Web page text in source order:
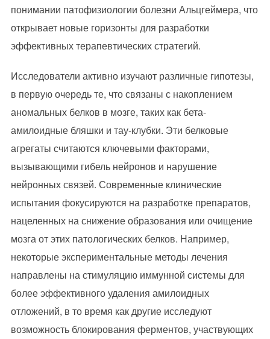
понимании патофизиологии болезни Альцгеймера, что
открывает новые горизонты для разработки
эффективных терапевтических стратегий.
Исследователи активно изучают различные гипотезы,
в первую очередь те, что связаны с накоплением
аномальных белков в мозге, таких как бета-
амилоидные бляшки и тау-клубки. Эти белковые
агрегаты считаются ключевыми факторами,
вызывающими гибель нейронов и нарушение
нейронных связей. Современные клинические
испытания фокусируются на разработке препаратов,
нацеленных на снижение образования или очищение
мозга от этих патологических белков. Например,
некоторые экспериментальные методы лечения
направлены на стимуляцию иммунной системы для
более эффективного удаления амилоидных
отложений, в то время как другие исследуют
возможность блокирования ферментов, участвующих